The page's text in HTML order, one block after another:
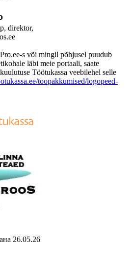
direktor,
s või mingil põhjusel puudub
läbi meie portaali, saate
Töötukassa veebilehel selle
toopakkumised/logopeed-
26.05.26